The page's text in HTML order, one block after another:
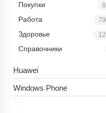
Покупки
Работа
Здоровье
Справочники
Huawei
Windows Phone